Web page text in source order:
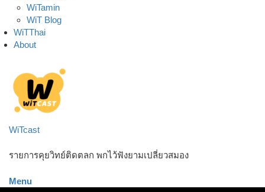
WiTamin
WiT Blog
WiTThai
About
WiTcast
รายการคุยวิทย์ติดตลก พกไว้ฟังยามเปลี่ยวสมอง
Menu